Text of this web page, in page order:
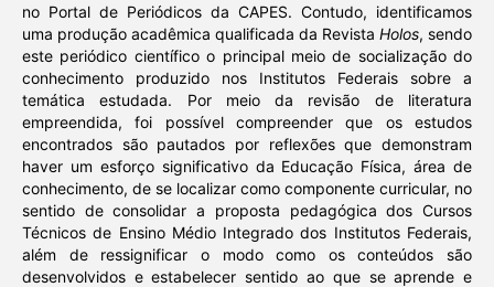
no Portal de Periódicos da CAPES. Contudo, identificamos
uma produção acadêmica qualificada da RevistaHolos, sendo
este periódico científico o principal meio de socialização do
conhecimento produzido nos Institutos Federais sobre a
temática estudada. Por meio da revisão de literatura
empreendida, foi possível compreender que os estudos
encontrados são pautados por reflexões que demonstram
haver um esforço significativo da Educação Física, área de
conhecimento, de se localizar como componente curricular, no
sentido de consolidar a proposta pedagógica dos Cursos
Técnicos de Ensino Médio Integrado dos Institutos Federais,
além de ressignificar o modo como os conteúdos são
desenvolvidos e estabelecer sentido ao que se aprende e